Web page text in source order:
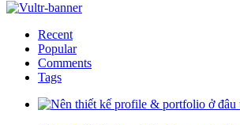
Recent
Popular
Comments
Tags